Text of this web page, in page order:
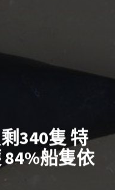
340隻 特
船隻依